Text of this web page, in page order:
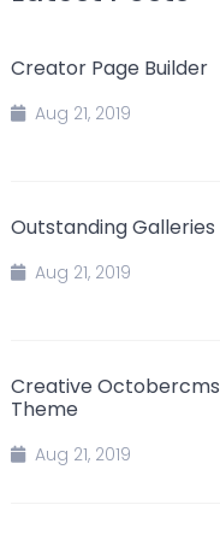
Creator Page Builder
Aug 21, 2019
Outstanding Galleries
Aug 21, 2019
Creative Octobercms
Theme
Aug 21, 2019